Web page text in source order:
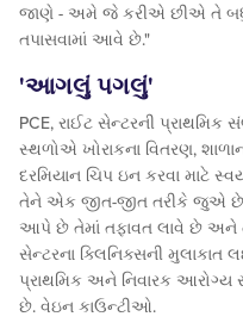
જાણે - અમે જે કરીએ છીએ તે
તપાસવામાં આવે છે."
'આગલું પગલું'
PCE, રાઈટ સેન્ટરની
સ્થળોએ ખોરાકના વિતરણ,
દરમિયાન ચિપ ઇન કરવા માટે
તેને એક જીત-જીત તરીકે જુએ
આપે છે તેમાં તફાવત લાવે છે અને
સેન્ટરના ક્લિનિક્સની મુલાકાત
પ્રાથમિક અને નિવારક
છે. વેઇન કાઉન્ટીઓ.